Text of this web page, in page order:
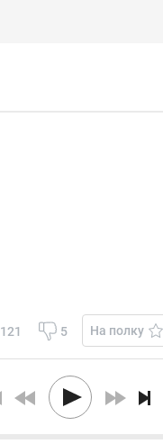
121 5 На полку